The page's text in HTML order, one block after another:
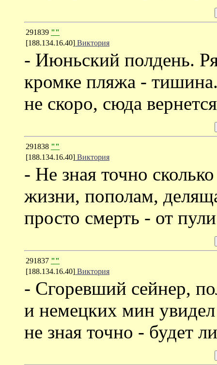
291839 ""
[188.134.16.40] Виктория
- Июньский полдень.
кромке пляжа -
не скоро, сюда
291838 ""
[188.134.16.40] Виктория
- Не зная точно
жизни, пополам,
просто смерть - от
291837 ""
[188.134.16.40] Виктория
- Сгоревший сейнер,
и немецких мин
не зная точно - будет